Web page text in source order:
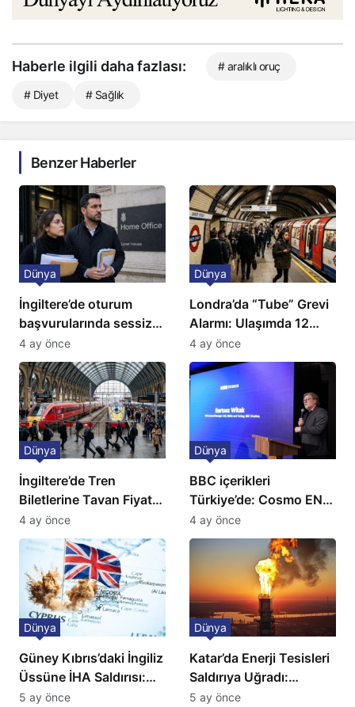
Haberle ilgili daha fazlası: # aralıklı oruç
# Diyet # Sağlık
Benzer Haberler
İngiltere’de oturum
başvurularında sessiz
kriz: Büyükelçilikten
açıklama!
Dünya
4 ay önce
Londra’da “Tube” Grevi
Alarmı: Ulaşımda 12
Günlük Kaos Kapıda
Dünya
4 ay önce
İngiltere’de Tren
Biletlerine Tavan Fiyat:
Ulaşımda Yeni
Düzenleme
Dünya
4 ay önce
BBC içerikleri
Türkiye’de: Cosmo EN
ve BBC Player yayında
Dünya
4 ay önce
Güney Kıbrıs’daki İngiliz
Üssüne İHA Saldırısı:
Patlama, Sirenler ve
Dünya
5 ay önce
Katar’da Enerji Tesisleri
Saldırıya Uğradı:
Avrupa’da Doğalgaz
Dünya
5 ay önce